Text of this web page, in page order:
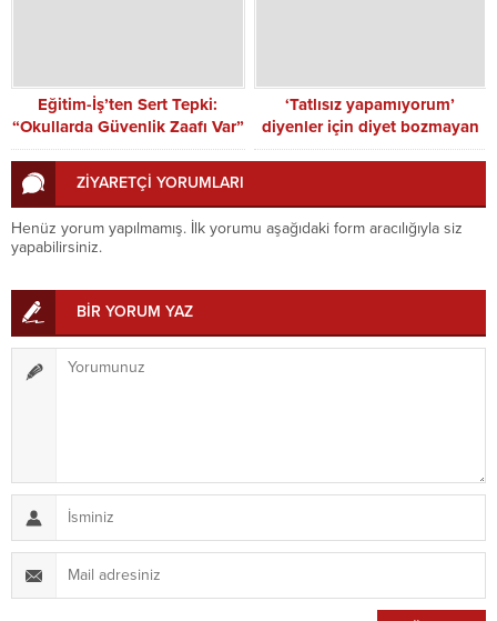
Eğitim-İş’ten Sert Tepki:
“Okullarda Güvenlik Zaafı Var”
‘Tatlısız yapamıyorum’
diyenler için diyet bozmayan
lezzetler
ZİYARETÇİ YORUMLARI
Henüz yorum yapılmamış. İlk yorumu aşağıdaki form aracılığıyla siz
yapabilirsiniz.
BİR YORUM YAZ